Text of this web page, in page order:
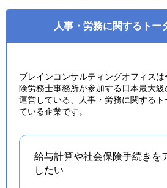
人事・労務に関するトー
ブレインコンサルティングオフィス
険労務士事務所が参加する日本最大
運営している、人事・労務に関する
ている企業です。
給与計算や社会保険手続きを
したい